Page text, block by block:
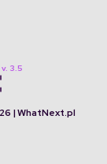
| WhatNext.pl